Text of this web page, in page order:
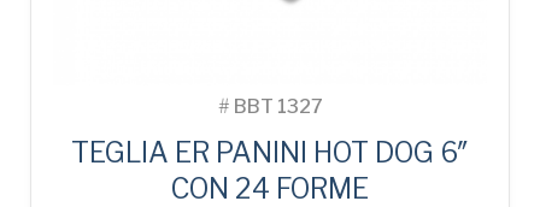
# BBT 1327
TEGLIA ER PANINI HOT DOG 6″
CON 24 FORME